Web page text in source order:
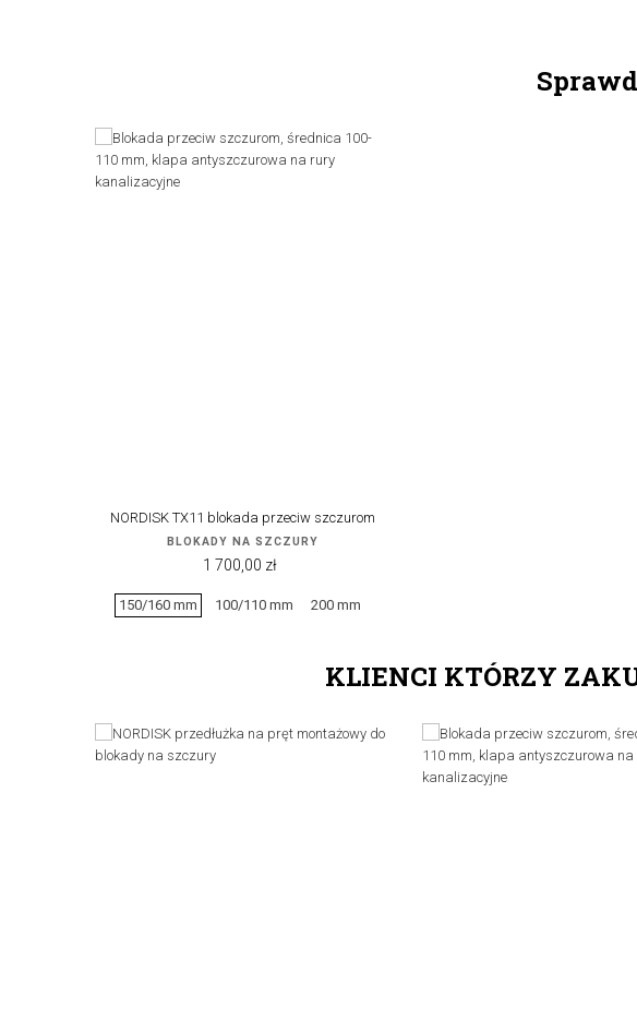
NORDISK TX11 blokada przeciw szczurom
BLOKADY NA SZCZURY
Cena
1 700,00 zł
150/160 mm 100/110 mm 200 mm
KLIENCI KTÓRZY